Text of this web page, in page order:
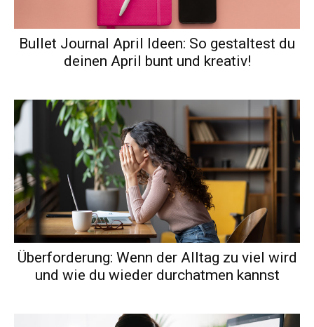
Bullet Journal April Ideen: So gestaltest du
deinen April bunt und kreativ!
Überforderung: Wenn der Alltag zu viel wird
und wie du wieder durchatmen kannst